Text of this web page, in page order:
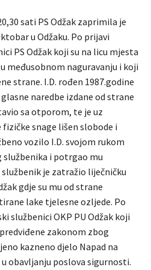
sati PS Odžak zaprimila je
u Odžaku. Po prijavi
PS Odžak koji su na licu mjesta
međusobnom naguravanju i koji
strane. I.D. rođen 1987.godine
naredbe izdane od strane
sa otporom, te je uz
snage lišen slobode i
vozilo I.D. svojom rukom
i potrgao mu
je zatražio liječničku
gdje su mu od strane
lake tjelesne ozljede. Po
službenici OKP PU Odžak koji
zakonom zbog
kazneno djelo Napad na
obavljanju poslova sigurnosti.